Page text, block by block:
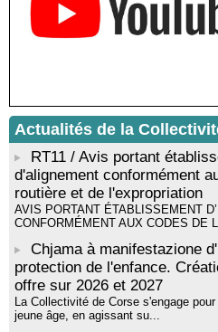
Santa Lucia di Tallà
Mise en musique d’un livre
musicienne pédagogue : Ateliers
rythmique et corporelle -
! Événement reporté ! Cycle de
par Alexandre Dominati -
Tallà
Actualités de la
RT11 / Avis portant
d'alignement conformément
routière et de l'expropriation
AVIS PORTANT ÉTABLISSEMENT
CONFORMÉMENT AUX CODES DE
Chjama à manifestazione
protection de l'enfance.
offre sur 2026 et 2027
La Collectivité de Corse s'engage
jeune âge, en agissant su...